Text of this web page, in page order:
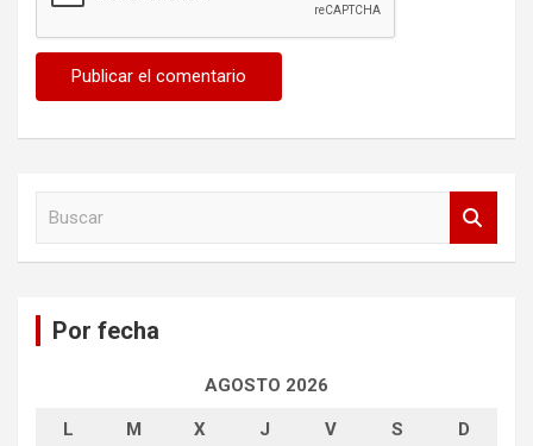
Por fecha
AGOSTO 2026
L M X J V S D